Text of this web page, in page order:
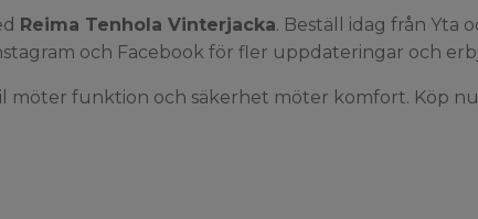
Reima Tenhola Vinterjacka. Beställ idag från Yta
och Facebook för fler uppdateringar och
möter funktion och säkerhet möter komfort. Köp